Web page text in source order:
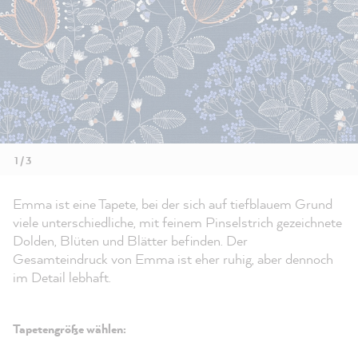
1 / 3
Emma ist eine Tapete, bei der sich auf tiefblauem Grund
viele unterschiedliche, mit feinem Pinselstrich gezeichnete
Dolden, Blüten und Blätter befinden. Der
Gesamteindruck von Emma ist eher ruhig, aber dennoch
im Detail lebhaft.
Tapetengröße wählen: